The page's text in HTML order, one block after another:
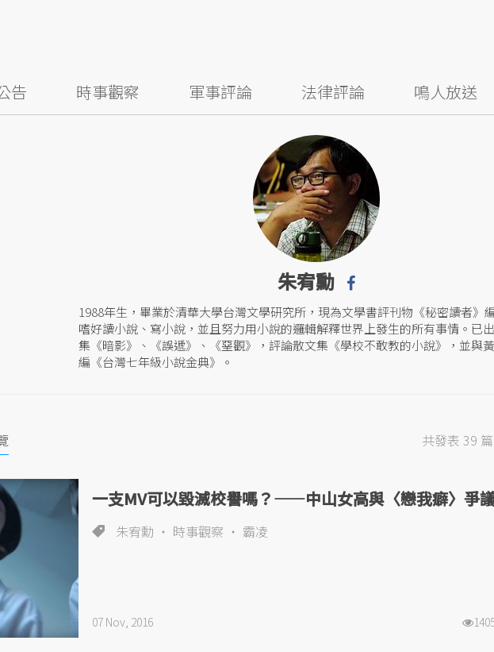
告 時事觀察 軍事評論 法律評論 鳴人放送
朱宥勳
1988年生，畢業於清華大學台灣文學研究所，現為文學書評刊物《秘密讀者》
嗜好讀小說、寫小說，並且努力用小說的邏輯解釋世界上發生的所有事情。已
集《暗影》、《誤遞》、《堊觀》，評論散文集《學校不敢教的小說》，並與
編《台灣七年級小說金典》。
共發表 39
一支MV可以毀滅校譽嗎？——中山女高與〈戀我癖〉爭
朱宥勳 時事觀察 霸凌
07 Nov, 2016